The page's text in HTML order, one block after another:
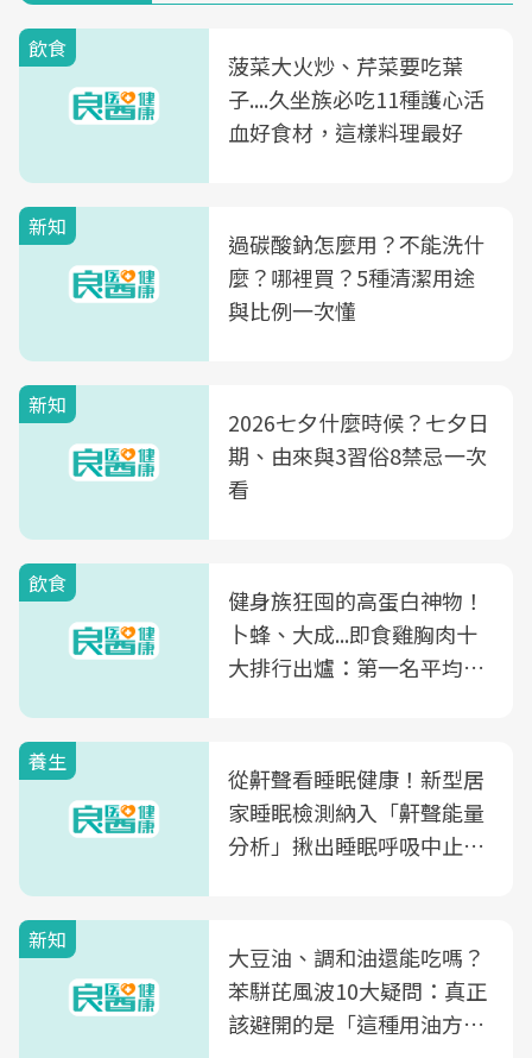
飲食
菠菜大火炒、芹菜要吃葉
子....久坐族必吃11種護心活
血好食材，這樣料理最好
新知
過碳酸鈉怎麼用？不能洗什
麼？哪裡買？5種清潔用途
與比例一次懂
新知
2026七夕什麼時候？七夕日
期、由來與3習俗8禁忌一次
看
飲食
健身族狂囤的高蛋白神物！
卜蜂、大成...即食雞胸肉十
大排行出爐：第一名平均一
養生
從鼾聲看睡眠健康！新型居
家睡眠檢測納入「鼾聲能量
分析」揪出睡眠呼吸中止症
新知
大豆油、調和油還能吃嗎？
苯駢芘風波10大疑問：真正
該避開的是「這種用油方